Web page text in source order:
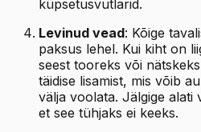
küpsetusvutlarid.
Levinud vead: Kõige
paksus lehel. Kui kiht on
seest tooreks või
täidise lisamist, mis võib
välja voolata. Jälgige alati
et see tühjaks ei keeks.